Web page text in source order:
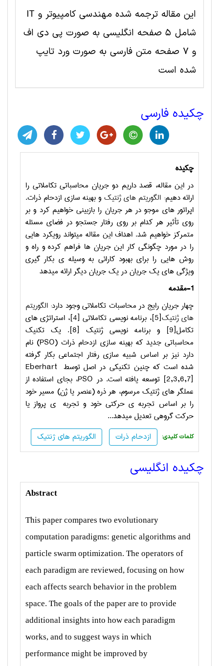
این مقاله ترجمه شده مهندسی کامپیوتر و IT
شامل 5 صفحه انگلیسی به صورت پی دی اف
و 7 صفحه متن فارسی به صورت ورد تایپ
شده است
چکیده فارسی
چکیده
در این مقاله، قصد داریم دو جریان محاسباتی تکاملاتی را
ارائه دهیم: الگوریتم های ژنتیکو بهینه سازی ازدحام ذرات.
اپراتور های موجو در هر جریان را بازبینی خواهیم کرد و بر
روی تأثیر هر کدام بر روی رفتار جستجو در فضای مسئله
متمرکز خواهیم شد. اهداف این مقاله می­تواند رویکرد هایی
را در مورد چگونگی کار این جریان ها فراهم کرده و راه و
روش هایی را برای بهبود کارائی به وسیله ی بکار گیری
ویژگی های یک جریان در یک جریان دیگر ارائه می­دهد
1-مقدمه
چهار جریان رایج در محاسبات تکاملاتی وجود دارد: الگوریتم
های ژنتیک[5]، برنامه نویسی تکاملاتی [4]، استراتژی های
تکامل[9] و برنامه نویسی ژنتیک [8]. یک تکنیک
محاسباتی جدید که بهینه سازی ازدحام ذرات (PSO) نام
دارد نیز بر اساس شبیه سازی رفتار اجتماعی بکار گرفته
شده است که چنین تکنیکی در اصل توسط Eberhart
[2,3,6,7] توسعه یافته است. در PSO، بجای استفاده از
عملگر های ژنتیک مرسوم، هر ذره (عنصر یا ژن) مسیر خود
را بر اساس تجربه ی حرکتی خود و تجربه ی پرواز یا
حرکت گروهی تعدیل می­دهد...
الگوریتم های ژنتیک ازدحام ذرات :کلمات کلیدی
چکیده انگلیسی
Abstract
This paper compares two evolutionary
computation paradigms: genetic algorithms and
particle swarm optimization. The operators of
each paradigm are reviewed, focusing on how
each affects search behavior in the problem
space. The goals of the paper are to provide
additional insights into how each paradigm
works, and to suggest ways in which
performance might be improved by